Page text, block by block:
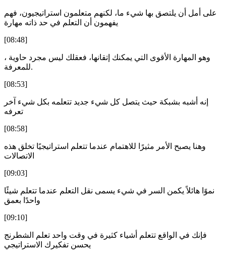
على أمل أن يلتصق بها شيء ما، لكنهم متعلمون استراتيجيون، فهم
يفهمون أن التعلم في حد ذاته مهارة
[08:48]
، وهو المهارة الأقوى التي يمكنك إتقانها، فعقلك ليس مجرد حاوية
للمعرفة.
[08:53]
إنه أشبه بشبكة حيث يتصل كل شيء جديد تتعلمه بكل شيء آخر
تعرفه
[08:58]
وهنا يصبح الأمر مثيرًا للاهتمام عندما تتعلم استراتيجيًا تخلق هذه
الاتصالات
[09:03]
نموًا هائلاً يكمن السر في شيء يسمى نقل التعلم عندما تتعلم شيئًا
واحدًا بعمق
[09:10]
فإنك في الواقع تتعلم أشياء كثيرة في وقت واحد تعلم الشطرنج
يحسن تفكيرك الاستراتيجي